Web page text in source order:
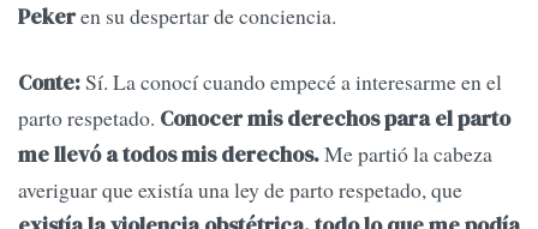
Pekeren su despertar de conciencia.
Conte:Sí. La conocí cuando empecé a interesarme en el
parto respetado. Conocer mis derechos para el parto
me llevó a todos mis derechos.Me partió la cabeza
averiguar que existía una ley de parto respetado, que